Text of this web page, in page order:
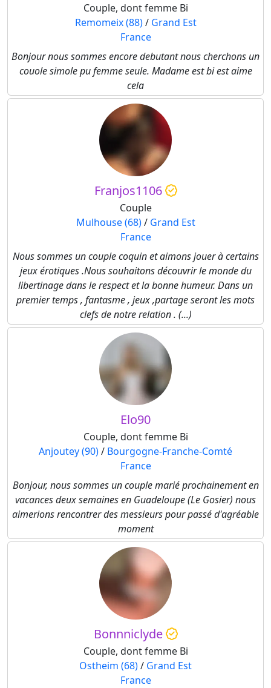
Couple, dont femme Bi
Remomeix (88)/ Grand Est
France
Bonjour nous sommes encore debutant nous cherchons un
couole simole pu femme seule. Madame est bi est aime
cela
Franjos1106
Couple
Mulhouse (68)/ Grand Est
France
Nous sommes un couple coquin et aimons jouer à certains
jeux érotiques .Nous souhaitons découvrir le monde du
libertinage dans le respect et la bonne humeur. Dans un
premier temps , fantasme , jeux ,partage seront les mots
clefs de notre relation . (...)
Elo90
Couple, dont femme Bi
Anjoutey (90)/ Bourgogne-Franche-Comté
France
Bonjour, nous sommes un couple marié prochainement en
vacances deux semaines en Guadeloupe (Le Gosier) nous
aimerions rencontrer des messieurs pour passé d'agréable
moment
Bonnniclyde
Couple, dont femme Bi
Ostheim (68)/ Grand Est
France